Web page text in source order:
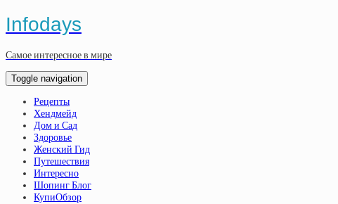
Infodays
Самое интересное в мире
Toggle navigation
Рецепты
Хендмейд
Дом и Сад
Здоровье
Женский Гид
Путешествия
Интересно
Шопинг Блог
КупиОбзор